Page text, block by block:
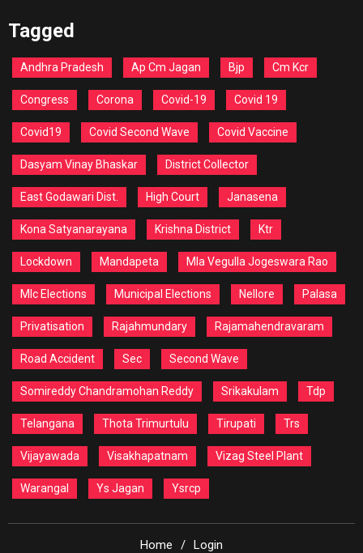
Tagged
Andhra Pradesh Ap Cm Jagan Bjp Cm Kcr
Congress Corona Covid-19 Covid 19
Covid19 Covid Second Wave Covid Vaccine
Dasyam Vinay Bhaskar District Collector
East Godawari Dist. High Court Janasena
Kona Satyanarayana Krishna District Ktr
Lockdown Mandapeta Mla Vegulla Jogeswara Rao
Mlc Elections Municipal Elections Nellore Palasa
Privatisation Rajahmundary Rajamahendravaram
Road Accident Sec Second Wave
Somireddy Chandramohan Reddy Srikakulam Tdp
Telangana Thota Trimurtulu Tirupati Trs
Vijayawada Visakhapatnam Vizag Steel Plant
Warangal Ys Jagan Ysrcp
Home Login